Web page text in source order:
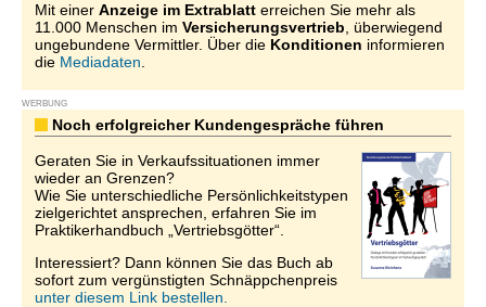
Mit einer Anzeige im Extrablatt erreichen Sie mehr als
11.000 Menschen im Versicherungsvertrieb , überwiegend
ungebundene Vermittler. Über die Konditionen informieren
die Mediadaten
WERBUNG
Noch erfolgreicher Kundengespräche führen
Geraten Sie in Verkaufssituationen immer
wieder an Grenzen?
Wie Sie unterschiedliche Persönlichkeitstypen
zielgerichtet ansprechen, erfahren Sie im
Praktikerhandbuch „Vertriebsgötter“.
Interessiert? Dann können Sie das Buch ab
sofort zum vergünstigten Schnäppchenpreis
unter diesem Link bestellen.